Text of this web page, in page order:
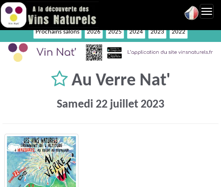
Prochains salons 2026 2025 2024 2023 2022
Au Verre Nat'
Samedi 22 juillet 2023